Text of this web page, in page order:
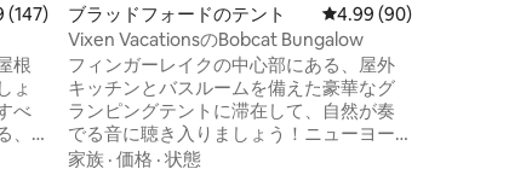
ー147件、5つ星中4.89つ星の平均評価
(147)
根
ょ
べ
携
ブラッドフォードのテント レビュー90件、5つ星
4.99 (90)
Vixen VacationsのBobcat Bungalow
フィンガーレイクの中心部にある、屋外
キッチンとバスルームを備えた豪華なグ
ランピングテントに滞在して、自然が奏
でる音に聴き入りましょう！ニューヨー
ク州ブラッドフォードのラモカ湖とワネ
家族 · 価格 · 状態